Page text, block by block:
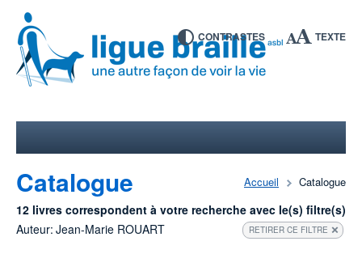
CONTRASTES TEXTE
Accueil Catalogue
Catalogue
12 livres correspondent à votre recherche avec le(s) filtre(s)
Auteur: Jean-Marie ROUART RETIRER CE FILTRE